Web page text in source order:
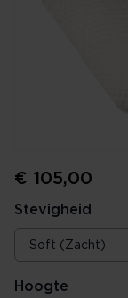
€ 105,00
Stevigheid
Hoogte